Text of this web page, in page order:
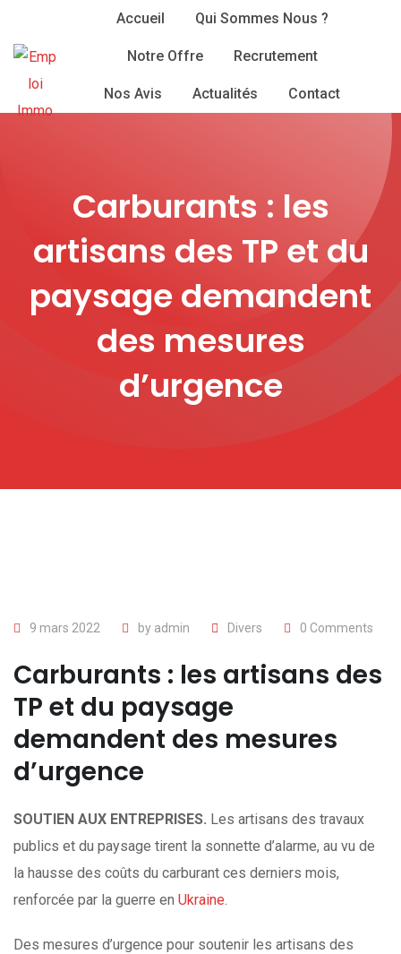
content
Accueil Qui Sommes Nous ?
Notre Offre Recrutement
Nos Avis Actualités Contact
Carburants : les
artisans des TP et du
paysage demandent
des mesures
d’urgence
9 mars 2022 by admin Divers 0 Comments
Carburants : les artisans des
TP et du paysage
demandent des mesures
d’urgence
SOUTIEN AUX ENTREPRISES. Les artisans des travaux
publics et du paysage tirent la sonnette d’alarme, au vu de
la hausse des coûts du carburant ces derniers mois,
renforcée par la guerre en Ukraine.
Des mesures d’urgence pour soutenir les artisans des